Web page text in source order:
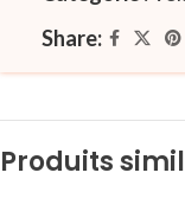
Share:
Produits